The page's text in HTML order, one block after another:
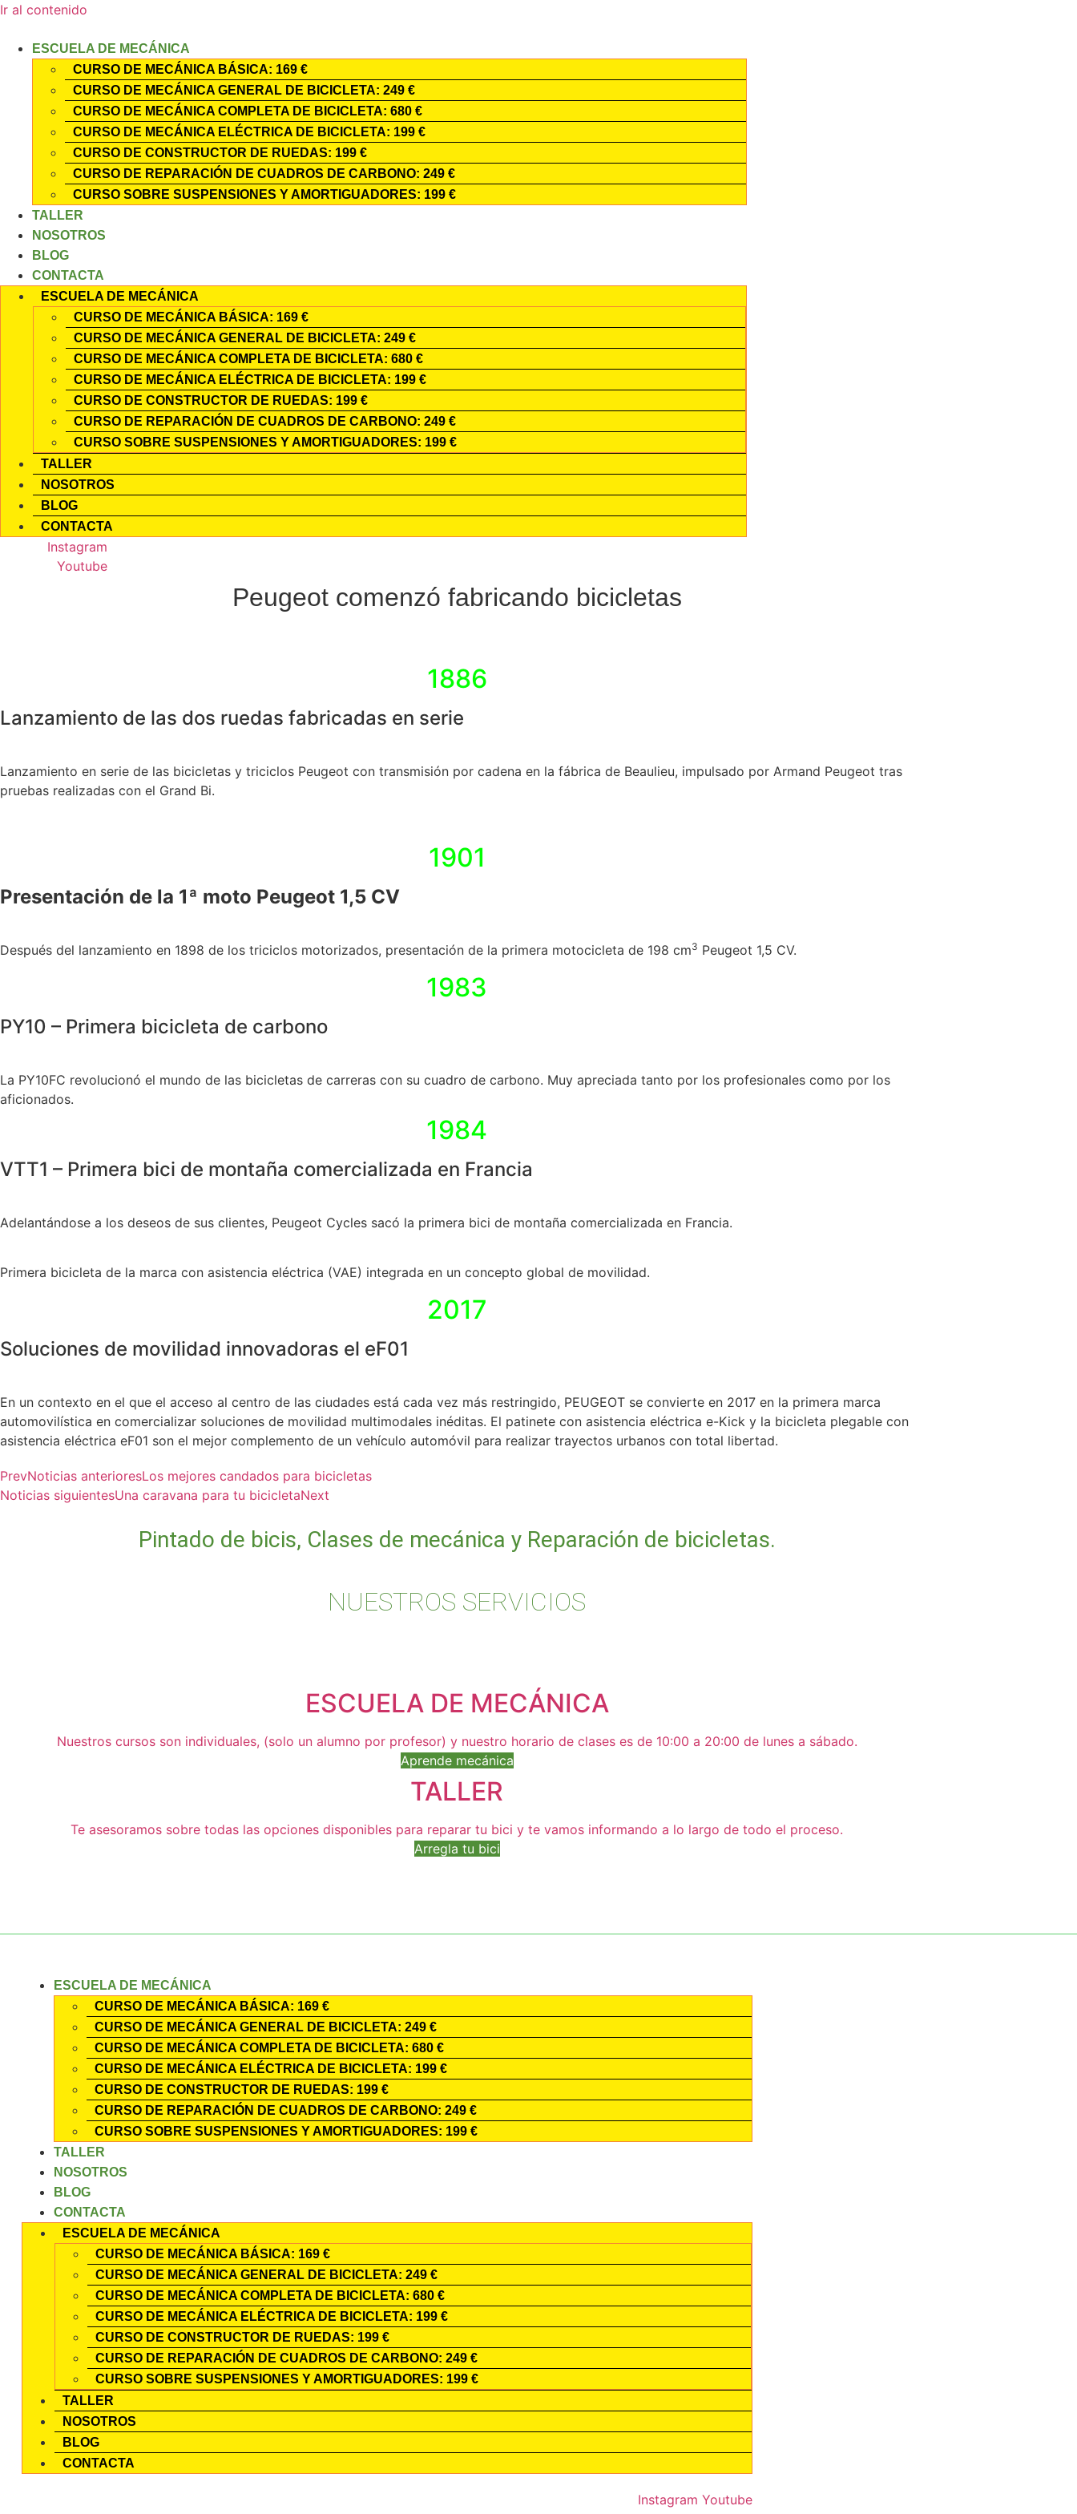
Ir al contenido
ESCUELA DE MECÁNICA
CURSO DE MECÁNICA BÁSICA: 169 €
CURSO DE MECÁNICA GENERAL DE BICICLETA: 249 €
CURSO DE MECÁNICA COMPLETA DE BICICLETA: 680 €
CURSO DE MECÁNICA ELÉCTRICA DE BICICLETA: 199 €
CURSO DE CONSTRUCTOR DE RUEDAS: 199 €
CURSO DE REPARACIÓN DE CUADROS DE CARBONO: 249 €
CURSO SOBRE SUSPENSIONES Y AMORTIGUADORES: 199 €
TALLER
NOSOTROS
BLOG
CONTACTA
ESCUELA DE MECÁNICA
CURSO DE MECÁNICA BÁSICA: 169 €
CURSO DE MECÁNICA GENERAL DE BICICLETA: 249 €
CURSO DE MECÁNICA COMPLETA DE BICICLETA: 680 €
CURSO DE MECÁNICA ELÉCTRICA DE BICICLETA: 199 €
CURSO DE CONSTRUCTOR DE RUEDAS: 199 €
CURSO DE REPARACIÓN DE CUADROS DE CARBONO: 249 €
CURSO SOBRE SUSPENSIONES Y AMORTIGUADORES: 199 €
TALLER
NOSOTROS
BLOG
CONTACTA
Instagram
Youtube
Peugeot comenzó fabricando bicicletas
1886
Lanzamiento de las dos ruedas fabricadas en serie
Lanzamiento en serie de las bicicletas y triciclos Peugeot con transmisión por cadena en la fábrica de Beaulieu, impulsado por Armand Peugeot tras
pruebas realizadas con el Grand Bi.
1901
Presentación de la 1ª moto Peugeot 1,5 CV
Después del lanzamiento en 1898 de los triciclos motorizados, presentación de la primera motocicleta de 198 cm3 Peugeot 1,5 CV.
1983
PY10 – Primera bicicleta de carbono
La PY10FC revolucionó el mundo de las bicicletas de carreras con su cuadro de carbono. Muy apreciada tanto por los profesionales como por los
aficionados.
1984
VTT1 – Primera bici de montaña comercializada en Francia
Adelantándose a los deseos de sus clientes, Peugeot Cycles sacó la primera bici de montaña comercializada en Francia.
Primera bicicleta de la marca con asistencia eléctrica (VAE) integrada en un concepto global de movilidad.
2017
Soluciones de movilidad innovadoras el eF01
En un contexto en el que el acceso al centro de las ciudades está cada vez más restringido, PEUGEOT se convierte en 2017 en la primera marca
automovilística en comercializar soluciones de movilidad multimodales inéditas. El patinete con asistencia eléctrica e-Kick y la bicicleta plegable con
asistencia eléctrica eF01 son el mejor complemento de un vehículo automóvil para realizar trayectos urbanos con total libertad.
PrevNoticias anterioresLos mejores candados para bicicletas
Noticias siguientesUna caravana para tu bicicletaNext
Pintado de bicis, Clases de mecánica y Reparación de bicicletas.
NUESTROS SERVICIOS
ESCUELA DE MECÁNICA
Nuestros cursos son individuales, (solo un alumno por profesor) y nuestro horario de clases es de 10:00 a 20:00 de lunes a sábado.
Aprende mecánica
TALLER
Te asesoramos sobre todas las opciones disponibles para reparar tu bici y te vamos informando a lo largo de todo el proceso.
Arregla tu bici
ESCUELA DE MECÁNICA
CURSO DE MECÁNICA BÁSICA: 169 €
CURSO DE MECÁNICA GENERAL DE BICICLETA: 249 €
CURSO DE MECÁNICA COMPLETA DE BICICLETA: 680 €
CURSO DE MECÁNICA ELÉCTRICA DE BICICLETA: 199 €
CURSO DE CONSTRUCTOR DE RUEDAS: 199 €
CURSO DE REPARACIÓN DE CUADROS DE CARBONO: 249 €
CURSO SOBRE SUSPENSIONES Y AMORTIGUADORES: 199 €
TALLER
NOSOTROS
BLOG
CONTACTA
ESCUELA DE MECÁNICA
CURSO DE MECÁNICA BÁSICA: 169 €
CURSO DE MECÁNICA GENERAL DE BICICLETA: 249 €
CURSO DE MECÁNICA COMPLETA DE BICICLETA: 680 €
CURSO DE MECÁNICA ELÉCTRICA DE BICICLETA: 199 €
CURSO DE CONSTRUCTOR DE RUEDAS: 199 €
CURSO DE REPARACIÓN DE CUADROS DE CARBONO: 249 €
CURSO SOBRE SUSPENSIONES Y AMORTIGUADORES: 199 €
TALLER
NOSOTROS
BLOG
CONTACTA
Instagram Youtube